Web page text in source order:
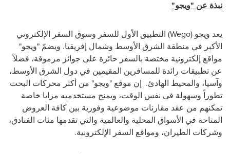
نبذة عن "ويجو"
يعد ويجو (Wego) التطبيق الأول للسفر وسوق السفر الإلكتروني
الأكبر في منطقة الشرق الأوسط وشمال إفريقيا. ويضمّ "ويجو"
مواقع إلكترونية مختصة بالسفر حائزة على جوائز مرموقة، فضلاً
عن تطبيقات رائدة للمسافرين المقيمين في دول الشرق الأوسط،
وآسيا، والمحيط الهادئ. إن موقع "ويجو" من أكثر محركات البحث
تطوراً وسهولة في نفس الوقت، ويمنح مستخدميه مزايا خاصة
تمكنهم من عقد مقارنات موضوعية وفورية بين كافة العروض
المتاحة في الأسواق المحلية والعالمية والتي تقدمها مئات الفنادق،
وشركات الطيران، ومواقع السفر الإلكترونية.